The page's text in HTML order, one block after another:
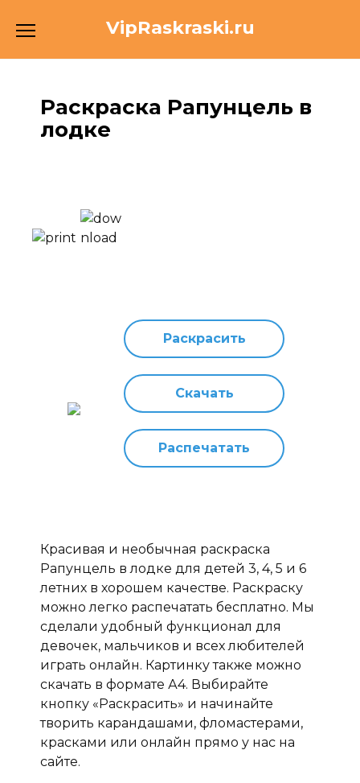
VipRaskraski.ru
Раскраска Рапунцель в
лодке
Раскрасить
Скачать
Распечатать
Красивая и необычная раскраска
Рапунцель в лодке для детей 3, 4, 5 и 6
летних в хорошем качестве. Раскраску
можно легко распечатать бесплатно. Мы
сделали удобный функционал для
девочек, мальчиков и всех любителей
играть онлайн. Картинку также можно
скачать в формате А4. Выбирайте
кнопку «Раскрасить» и начинайте
творить карандашами, фломастерами,
красками или онлайн прямо у нас на
сайте.